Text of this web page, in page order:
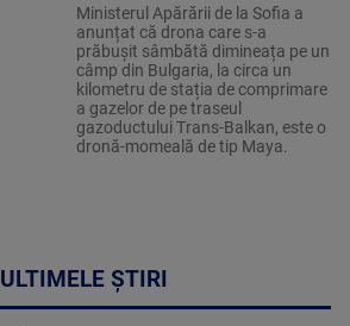
Ministerul Apărării de la Sofia a
anunțat că drona care s-a
prăbușit sâmbătă dimineața pe un
câmp din Bulgaria, la circa un
kilometru de stația de comprimare
a gazelor de pe traseul
gazoductului Trans-Balkan, este o
dronă-momeală de tip Maya.
ULTIMELE ȘTIRI